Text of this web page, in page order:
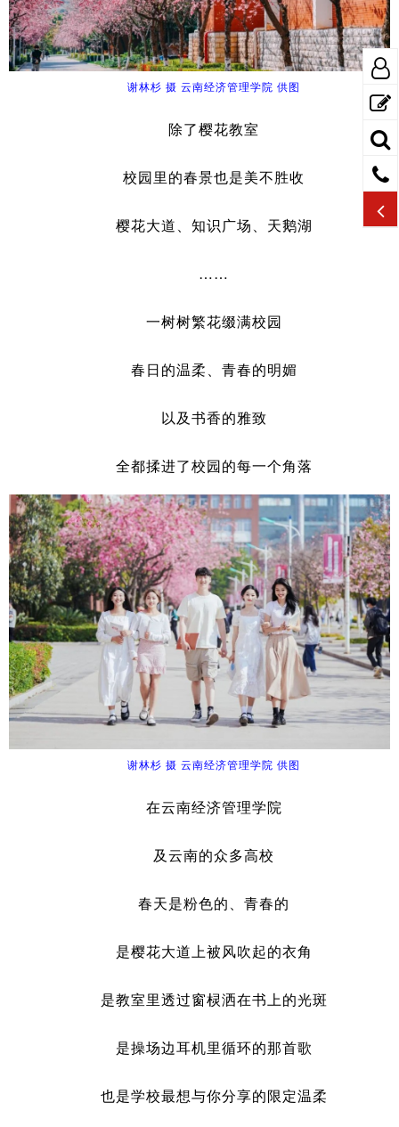
谢林杉 摄 云南经济管理学院 供图
除了樱花教室
校园里的春景也是美不胜收
樱花大道、知识广场、天鹅湖
……
一树树繁花缀满校园
春日的温柔、青春的明媚
以及书香的雅致
全都揉进了校园的每一个角落
谢林杉 摄 云南经济管理学院 供图
在云南经济管理学院
及云南的众多高校
春天是粉色的、青春的
是樱花大道上被风吹起的衣角
是教室里透过窗棂洒在书上的光斑
是操场边耳机里循环的那首歌
也是学校最想与你分享的限定温柔